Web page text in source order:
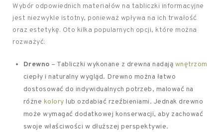
Wybór odpowiednich materiałów na tabliczki informacyjne
jest niezwykle istotny, ponieważ wpływa na ich trwałość
oraz estetykę. Oto kilka popularnych opcji, które można
rozważyć:
Drewno – Tabliczki wykonane z drewna nadają wnętrzom
ciepły i naturalny wygląd. Drewno można łatwo
dostosować do indywidualnych potrzeb, malować na
różne kolory lub ozdabiać rzeźbieniami. Jednak drewno
może wymagać dodatkowej konserwacji, aby zachować
swoje właściwości w dłuższej perspektywie.